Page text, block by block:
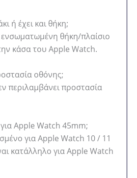
ή έχει και θήκη;
ενσωματωμένη θήκη/πλαίσιο
κάσα του Apple Watch.
οθόνης;
περιλαμβάνει προστασία
Apple Watch 45mm;
για Apple Watch 10 / 11
κατάλληλο για Apple Watch